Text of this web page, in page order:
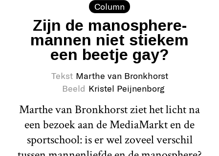
Column
Zijn de manosphere-
mannen niet stiekem
een beetje gay?
Tekst Marthe van Bronkhorst
Beeld Kristel Peijnenborg
Marthe van Bronkhorst ziet het licht na
een bezoek aan de MediaMarkt en de
sportschool: is er wel zoveel verschil